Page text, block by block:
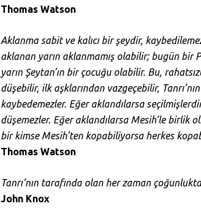
Thomas Watson
Aklanma sabit ve kalıcı bir şeydir,
aklanan yarın aklanmamış olabilir; bugün bir
yarın Şeytan’ın bir çocuğu olabilir. Bu,
düşebilir, ilk aşklarından vazgeçebilir,
kaybedemezler. Eğer aklandılarsa
düşemezler. Eğer aklandılarsa Mesih’le birlik
bir kimse Mesih’ten kopabiliyorsa herkes
Thomas Watson
Tanrı’nın tarafında olan her zaman
John Knox